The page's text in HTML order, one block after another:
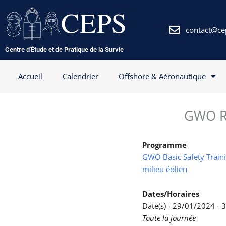
au
contenu
Centre d'Étude et de Pratique de la Survie
Accueil Calendrier Offshore & Aéronautique
GWO
Programme
GWO Basic Safety
milieu éolien
Dates/Horaires
Date(s) - 29/01/2024 -
Toute la journée